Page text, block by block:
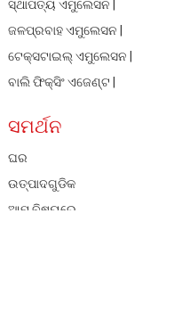
ସ୍ଥାପତ୍ୟ ଏମୁଲେସନ |
ଜଳପ୍ରବାହ ଏମୁଲେସନ |
ଟେକ୍ସଟାଇଲ୍ ଏମୁଲେସନ |
ବାଲି ଫିକ୍ସିଂ ଏଜେଣ୍ଟ |
ସମର୍ଥନ
ଘର
ଉତ୍ପାଦଗୁଡିକ
ଆମ ବିଷୟରେ